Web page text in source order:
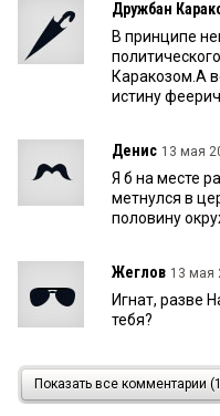
Дружбан
В принципе
Каракозом.А
истину
Денис 13 мая
Я б на месте
метнулся в
половину
Жеглов 13 мая
Игнат, разве
тебя?
13 мая
Наверное на
Показать все комментарии